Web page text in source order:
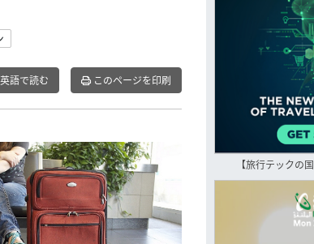
英語で読む このページを印刷
【旅行テックの